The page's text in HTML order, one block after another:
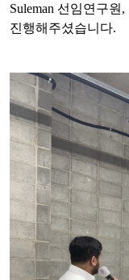
Suleman 선임연구
진행해주셨습니다.